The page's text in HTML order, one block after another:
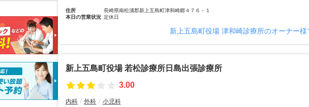
住所
長崎県南松浦郡新上五島町津和崎郷４７６－１
本日の営業状況 定休日
新上五島町役場 津和崎診療所のオーナー様
新上五島町役場 若松診療所日島出張診療所
3.00
内科 外科 小児科